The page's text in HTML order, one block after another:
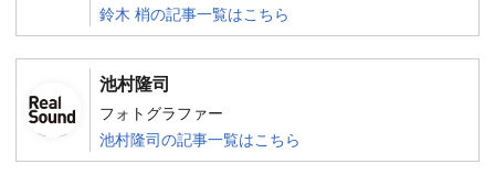
鈴木 梢の記事一覧はこちら
池村隆司
フォトグラファー
池村隆司の記事一覧はこちら